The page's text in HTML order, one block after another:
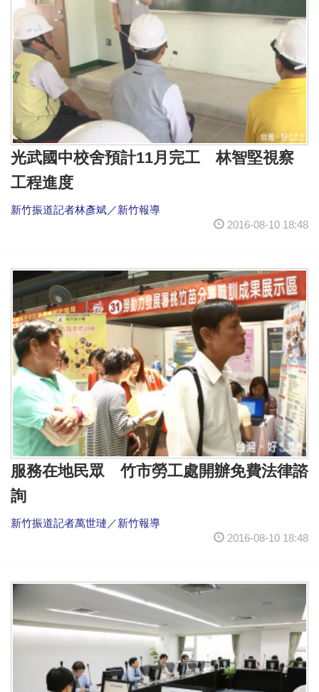
光武國中校舍預計11月完工 林智堅視察
工程進度
新竹振道記者林彥斌／新竹報導
2016-08-10 18:48
服務在地民眾 竹市勞工處開辦免費法律諮
詢
新竹振道記者萬世璉／新竹報導
2016-08-10 18:48